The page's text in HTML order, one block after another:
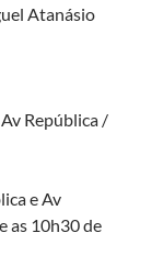
Atanásio
República /
e Av
as 10h30 de